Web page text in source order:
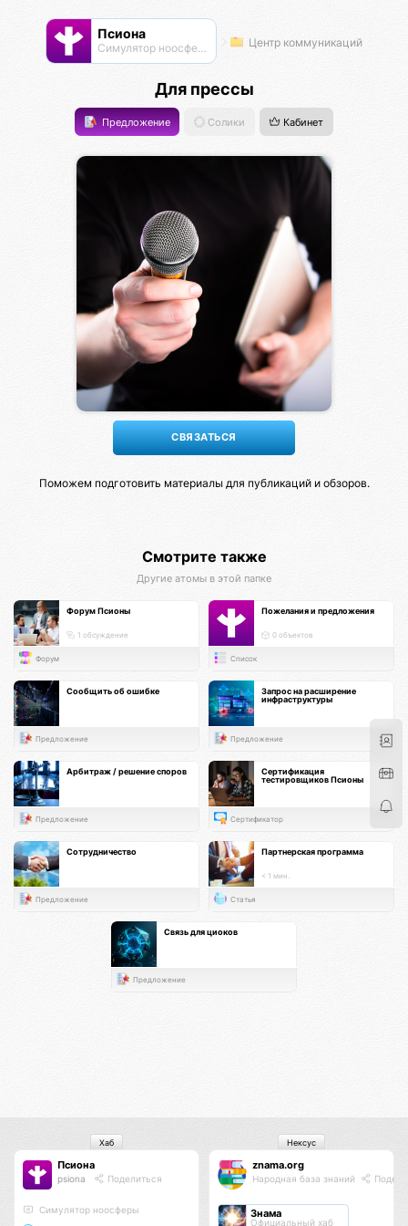
Псиона
Cимулятор ноосферы Центр коммуникаций
Для прессы
Предложение Солики Кабинет
Поможем подготовить материалы для публикаций и обзоров.
Смотрите также
Другие атомы в этой папке
Форум Псионы
1 обсуждение
Форум
Пожелания и предложения
0 объектов
Список
Сообщить об ошибке
Предложение
Запрос на расширение
инфраструктуры
Предложение
Арбитраж / решение споров
Предложение
Сертификация
тестировщиков Псионы
Сертификатор
Сотрудничество
Предложение
Партнерская программа
< 1 мин.
Статья
Связь для циоков
Предложение
Псиона
psiona Поделиться
Cимулятор ноосферы
Хаб
znama.org
Народная база знаний
Знама
Официальный хаб
Нексус